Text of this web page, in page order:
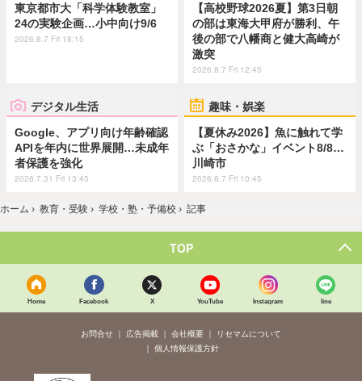
東京都市大「科学体験教室」
24の実験企画…小中向け9/6
2026.8.7 Fri 18:15
【高校野球2026夏】第3日朝
の部は東海大甲府が勝利、午
後の部で八幡商と健大高崎が
激突
2026.8.7 Fri 12:45
デジタル生活
Google、アプリ向け年齢確認
APIを年内に世界展開…未成年
者保護を強化
2026.7.31 Fri 13:45
趣味・娯楽
【夏休み2026】魚に触れて学
ぶ「おさかな」イベント8/8…
川崎市
2026.8.7 Fri 10:45
ホーム › 教育・受験 › 学校・塾・予備校 › 記事
TOP
Home Facebook X YouTube Instagram line
お問合せ 広告掲載 会社概要
リセマムについて
個人情報保護方針